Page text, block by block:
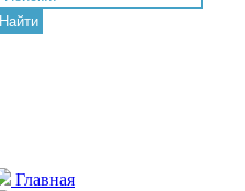
Найти
Главная